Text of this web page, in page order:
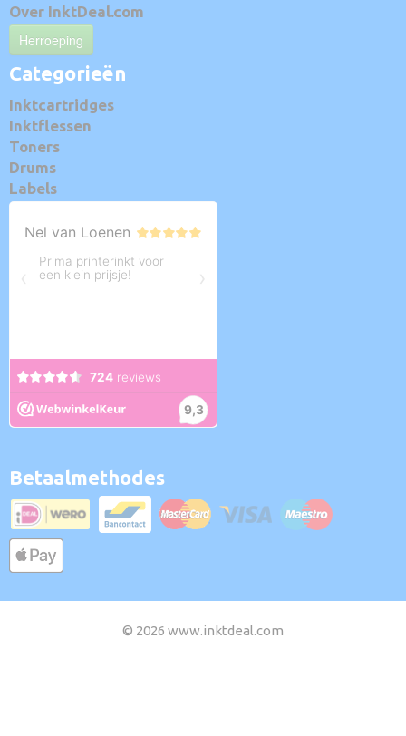
Over InktDeal.com
Herroeping
Categorieën
Inktcartridges
Inktflessen
Toners
Drums
Labels
Betaalmethodes
© 2026 www.inktdeal.com